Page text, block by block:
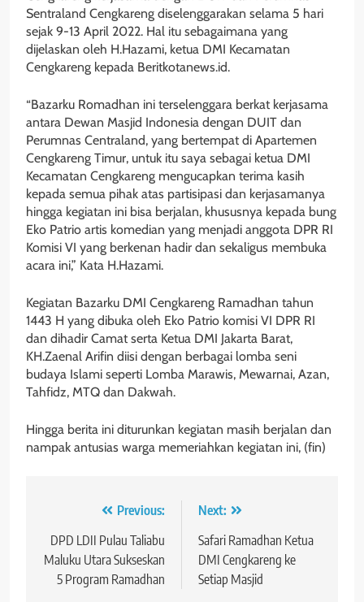
Sentraland Cengkareng diselenggarakan selama 5 hari
sejak 9-13 April 2022. Hal itu sebagaimana yang
dijelaskan oleh H.Hazami, ketua DMI Kecamatan
Cengkareng kepada Beritkotanews.id.
“Bazarku Romadhan ini terselenggara berkat kerjasama
antara Dewan Masjid Indonesia dengan DUIT dan
Perumnas Centraland, yang bertempat di Apartemen
Cengkareng Timur, untuk itu saya sebagai ketua DMI
Kecamatan Cengkareng mengucapkan terima kasih
kepada semua pihak atas partisipasi dan kerjasamanya
hingga kegiatan ini bisa berjalan, khususnya kepada bung
Eko Patrio artis komedian yang menjadi anggota DPR RI
Komisi VI yang berkenan hadir dan sekaligus membuka
acara ini,” Kata H.Hazami.
Kegiatan Bazarku DMI Cengkareng Ramadhan tahun
1443 H yang dibuka oleh Eko Patrio komisi VI DPR RI
dan dihadir Camat serta Ketua DMI Jakarta Barat,
KH.Zaenal Arifin diisi dengan berbagai lomba seni
budaya Islami seperti Lomba Marawis, Mewarnai, Azan,
Tahfidz, MTQ dan Dakwah.
Hingga berita ini diturunkan kegiatan masih berjalan dan
nampak antusias warga memeriahkan kegiatan ini, (fin)
Navigasi
pos
Previous:
DPD LDII Pulau Taliabu
Maluku Utara Sukseskan
5 Program Ramadhan
Next:
Safari Ramadhan Ketua
DMI Cengkareng ke
Setiap Masjid